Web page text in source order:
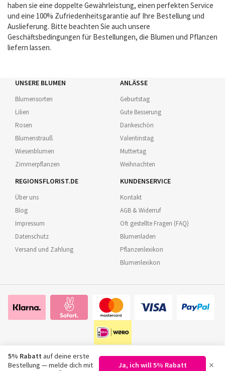
haben sie eine doppelte Gewährleistung, einen perfekten Service
und eine 100% Zufriedenheitsgarantie auf Ihre Bestellung und
Auslieferung. Bitte beachten Sie auch unsere
Geschäftsbedingungen für Bestellungen, die Blumen und Pflanzen
liefern lassen.
UNSERE BLUMEN
Blumensorten
Lilien
Rosen
Blumenstrauß
Wiesenblumen
Zimmerpflanzen
ANLÄSSE
Geburtstag
Gute Besserung
Dankeschön
Valentinstag
Muttertag
Weihnachten
REGIONSFLORIST.DE
Über uns
Blog
Impressum
Datenschutz
Versand und Zahlung
KUNDENSERVICE
Kontakt
AGB & Widerruf
Oft gestellte Fragen (FAQ)
Blumenladen
Pflanzenlexikon
Blumenlexikon
5% Rabatt auf deine erste
Bestellung — melde dich mit
Ja, ich will 5% Rabatt ×